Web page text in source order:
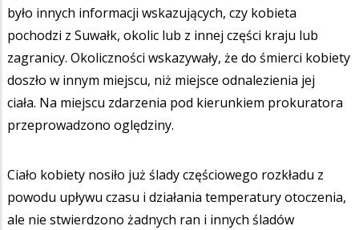
było innych informacji wskazujących, czy kobieta
pochodzi z Suwałk, okolic lub z innej części kraju lub
zagranicy. Okoliczności wskazywały, że do śmierci kobiety
doszło w innym miejscu, niż miejsce odnalezienia jej
ciała. Na miejscu zdarzenia pod kierunkiem prokuratora
przeprowadzono oględziny.
Ciało kobiety nosiło już ślady częściowego rozkładu z
powodu upływu czasu i działania temperatury otoczenia,
ale nie stwierdzono żadnych ran i innych śladów